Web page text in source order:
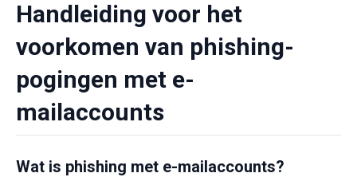
Handleiding voor het
voorkomen van phishing-
pogingen met e-
mailaccounts
Wat is phishing met e-mailaccounts?